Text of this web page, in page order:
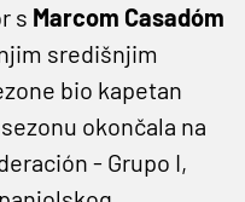
s Marcom Casadóm
središnjim
bio kapetan
okončala na
- Grupo I,